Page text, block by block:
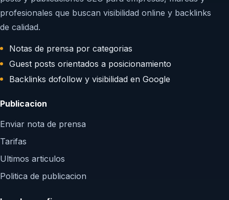
profesionales que buscan visibilidad online y backlinks
de calidad.
Notas de prensa por categorias
Guest posts orientados a posicionamiento
Backlinks dofollow y visibilidad en Google
Publicacion
Enviar nota de prensa
Tarifas
Ultimos articulos
Politica de publicacion